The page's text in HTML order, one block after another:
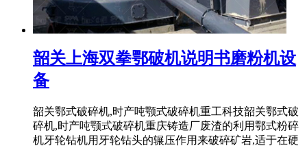
韶关上海双拳鄂破机说明书磨粉机设
备
韶关鄂式破碎机,时产吨颚式破碎机重工科技韶关鄂式破
碎机,时产吨颚式破碎机重庆铸造厂废渣的利用鄂式粉碎
机牙轮钻机用牙轮钻头的辗压作用来破碎矿岩,适于在硬